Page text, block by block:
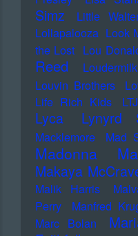
Simz
Little
Lollapalooza Look
the Lost Lou
Reed
Loudermilk
Louvin Brothers
Life Rich Kids
Lyca Lynyrd
Macklemore
Mad
Madonna
Makaya
Malik Harris
Perry
Manfred
Marc Bolan